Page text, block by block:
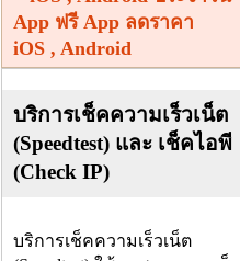
App ฟรี App ลดราคา
iOS , Android
บริการเช็คความเร็วเน็ต
(Speedtest) และ เช็คไอพี
(Check IP)
บริการเช็คความเร็วเน็ต